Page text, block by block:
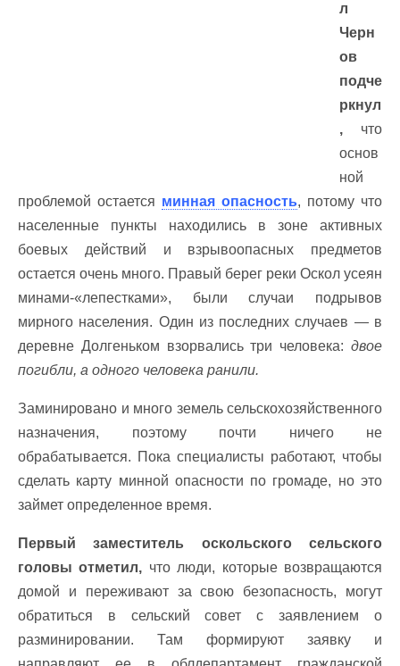
л
Черн
ов
подче
ркнул
, что
основ
ной
проблемой остается минная опасность, потому что
населенные пункты находились в зоне активных
боевых действий и взрывоопасных предметов
остается очень много. Правый берег реки Оскол усеян
минами-«лепестками», были случаи подрывов
мирного населения. Один из последних случаев — в
деревне Долгеньком взорвались три человека: двое
погибли, а одного человека ранили.
Заминировано и много земель сельскохозяйственного
назначения, поэтому почти ничего не
обрабатывается. Пока специалисты работают, чтобы
сделать карту минной опасности по громаде, но это
займет определенное время.
Первый заместитель оскольского сельского
головы отметил, что люди, которые возвращаются
домой и переживают за свою безопасность, могут
обратиться в сельский совет с заявлением о
разминировании. Там формируют заявку и